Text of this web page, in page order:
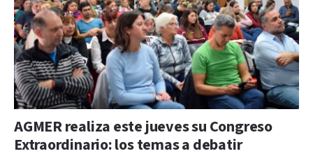
AGMER realiza este jueves su Congreso
Extraordinario: los temas a debatir